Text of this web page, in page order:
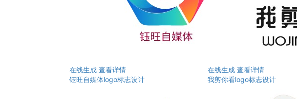
在线生成 查看详情
钰旺自媒体logo标志设计
在线生成 查看详情
我剪你看logo标志设计